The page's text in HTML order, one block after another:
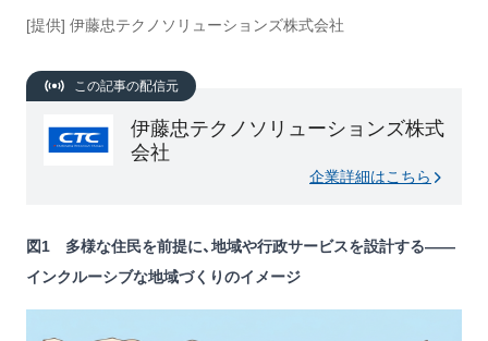
[提供] 伊藤忠テクノソリューションズ株式会社
この記事の配信元
伊藤忠テクノソリューションズ株式
会社
企業詳細はこちら
図1 多様な住民を前提に、地域や行政サービスを設計する――
インクルーシブな地域づくりのイメージ